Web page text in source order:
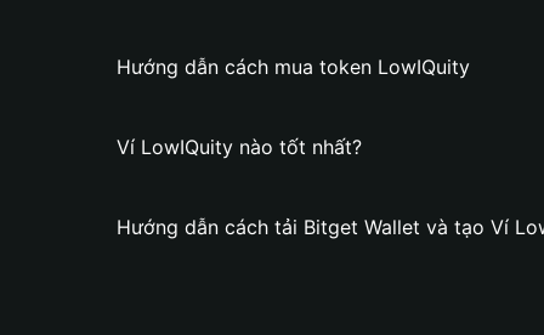
Hướng dẫn cách mua token LowIQuity
Ví LowIQuity nào tốt nhất?
Hướng dẫn cách tải Bitget Wallet và tạo Ví